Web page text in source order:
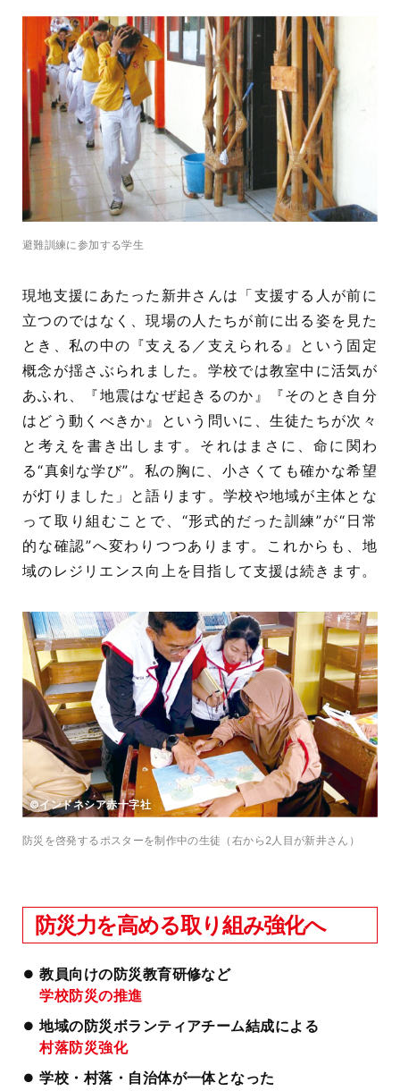
避難訓練に参加する学生
現地支援にあたった新井さんは「支援する人が前に
立つのではなく、現場の人たちが前に出る姿を見た
とき、私の中の『支える／支えられる』という固定
概念が揺さぶられました。学校では教室中に活気が
あふれ、『地震はなぜ起きるのか』『そのとき自分
はどう動くべきか』という問いに、生徒たちが次々
と考えを書き出します。それはまさに、命に関わ
る“真剣な学び”。私の胸に、小さくても確かな希望
が灯りました」と語ります。学校や地域が主体とな
って取り組むことで、“形式的だった訓練”が“日常
的な確認”へ変わりつつあります。これからも、地
域のレジリエンス向上を目指して支援は続きます。
©インドネシア赤十字社
防災を啓発するポスターを制作中の生徒（右から2人目が新井さん）
防災力を高める取り組み強化へ
教員向けの防災教育研修など
学校防災の推進
地域の防災ボランティアチーム結成による
村落防災強化
学校・村落・自治体が一体となった